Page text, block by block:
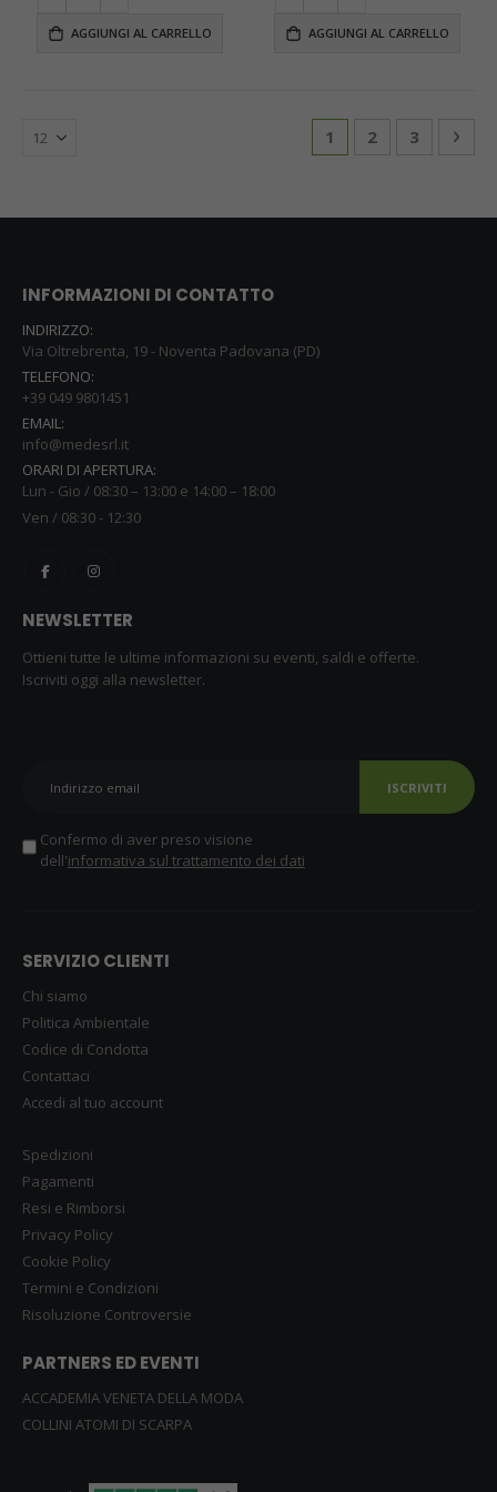
AGGIUNGI AL CARRELLO AGGIUNGI AL CARRELLO
Pagina
Attualmente stai
1 Pagina
2 Pagina
3
INFORMAZIONI DI CONTATTO
INDIRIZZO:
Via Oltrebrenta, 19 - Noventa Padovana (PD)
TELEFONO:
+39 049 9801451
EMAIL:
info@medesrl.it
ORARI DI APERTURA:
Lun - Gio / 08:30 – 13:00 e 14:00 – 18:00
Ven / 08:30 - 12:30
NEWSLETTER
Ottieni tutte le ultime informazioni su eventi, saldi e offerte.
Iscriviti oggi alla newsletter.
Confermo di aver preso visione
dell'informativa sul trattamento dei dati
ISCRIVITI
SERVIZIO CLIENTI
Chi siamo
Politica Ambientale
Codice di Condotta
Contattaci
Accedi al tuo account
Spedizioni
Pagamenti
Resi e Rimborsi
Privacy Policy
Cookie Policy
Termini e Condizioni
Risoluzione Controversie
PARTNERS ED EVENTI
ACCADEMIA VENETA DELLA MODA
COLLINI ATOMI DI SCARPA